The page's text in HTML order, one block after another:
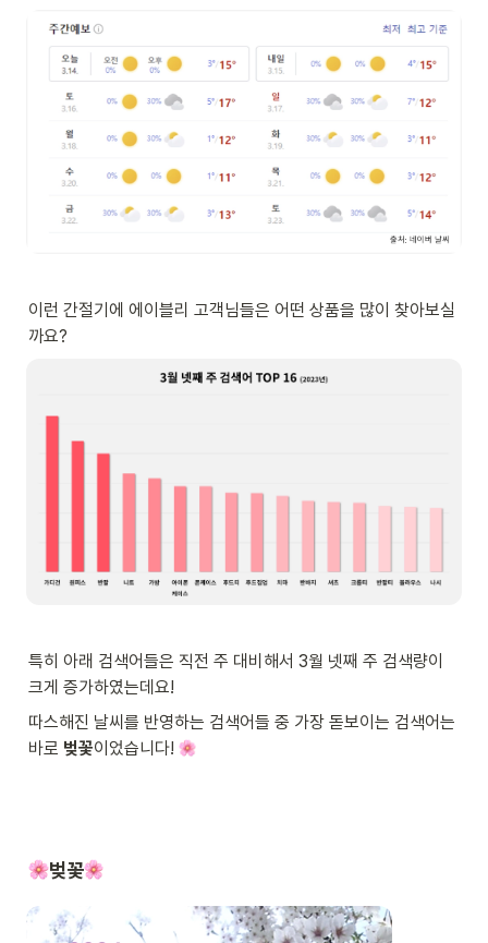
이런 간절기에 에이블리 고객님들은 어떤 상품을 많이 찾아보실
까요?
특히 아래 검색어들은 직전 주 대비해서 3월 넷째 주 검색량이
크게 증가하였는데요!
따스해진 날씨를 반영하는 검색어들 중 가장 돋보이는 검색어는
바로 벚꽃이었습니다!
벚꽃